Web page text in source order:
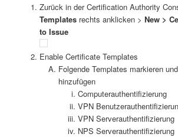
Zurück in der Certification Authority
Templatesrechts anklicken > New >
to Issue
Enable Certificate Templates
Folgende Templates markieren
hinzufügen
Computerauthentifizierung
VPN
VPN Serverauthentifizierung
NPS Serverauthentifizierung